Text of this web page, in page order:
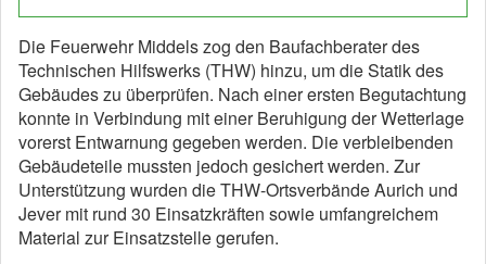
Die Feuerwehr Middels zog den Baufachberater des
Technischen Hilfswerks (THW) hinzu, um die Statik des
Gebäudes zu überprüfen. Nach einer ersten Begutachtung
konnte in Verbindung mit einer Beruhigung der Wetterlage
vorerst Entwarnung gegeben werden. Die verbleibenden
Gebäudeteile mussten jedoch gesichert werden. Zur
Unterstützung wurden die THW-Ortsverbände Aurich und
Jever mit rund 30 Einsatzkräften sowie umfangreichem
Material zur Einsatzstelle gerufen.